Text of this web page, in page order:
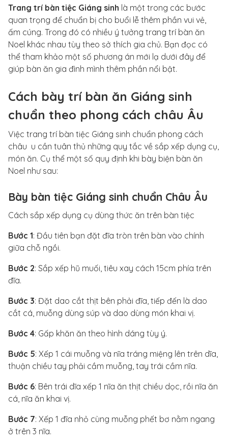
Trang trí bàn tiệc Giáng sinh là một trong các bước
quan trọng để chuẩn bị cho buổi lễ thêm phần vui vẻ,
ấm cúng. Trong đó có nhiều ý tưởng trang trí bàn ăn
Noel khác nhau tùy theo sở thích gia chủ. Bạn đọc có
thể tham khảo một số phương án mới lạ dưới đây để
giúp bàn ăn gia đình mình thêm phần nổi bật.
Cách bày trí bàn ăn Giáng sinh
chuẩn theo phong cách châu Âu
Việc trang trí bàn tiệc Giáng sinh chuẩn phong cách
châu u cần tuân thủ những quy tắc về sắp xếp dụng cụ,
món ăn. Cụ thể một số quy định khi bày biện bàn ăn
Noel như sau:
Bày bàn tiệc Giáng sinh chuẩn Châu Âu
Cách sắp xếp dụng cụ dùng thức ăn trên bàn tiệc
Bước 1: Đầu tiên bạn đặt đĩa tròn trên bàn vào chính
giữa chỗ ngồi.
Bước 2: Sắp xếp hũ muối, tiêu xay cách 15cm phía trên
đĩa.
Bước 3: Đặt dao cắt thịt bên phải đĩa, tiếp đến là dao
cắt cá, muỗng dùng súp và dao dùng món khai vị.
Bước 4: Gấp khăn ăn theo hình dáng tùy ý.
Bước 5: Xếp 1 cái muỗng và nĩa tráng miệng lên trên dĩa,
thuận chiều tay phải cầm muỗng, tay trái cầm nĩa.
Bước 6: Bên trái dĩa xếp 1 nĩa ăn thịt chiều dọc, rồi nĩa ăn
cá, nĩa ăn khai vị.
Bước 7: Xếp 1 đĩa nhỏ cùng muỗng phết bơ nằm ngang
ở trên 3 nĩa.